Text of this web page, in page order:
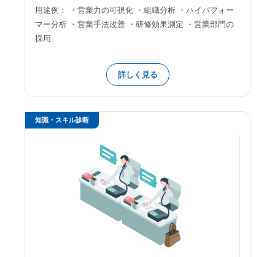
用途例： ・営業力の可視化 ・組織分析 ・ハイパフォー
マー分析 ・営業手法改善 ・研修効果測定 ・営業部門の
採用
詳しく見る
知識・スキル診断